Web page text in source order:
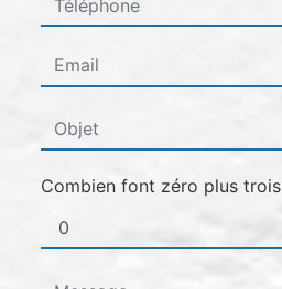
Combien font zéro plus trois